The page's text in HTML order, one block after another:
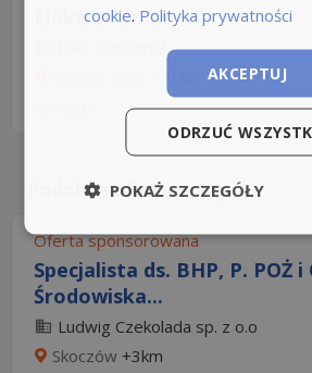
Elektryk (K/M)
Podobne oferty pracy
Oferta sponsorowana
Specjalista ds. BHP, P. POŻ
Środowiska...
Ludwig Czekolada sp. z o.o
Skoczów +3km
cookie. Polityka prywatności
AKCEPTUJ
ODRZUĆ
POKAŻ SZCZEGÓŁY